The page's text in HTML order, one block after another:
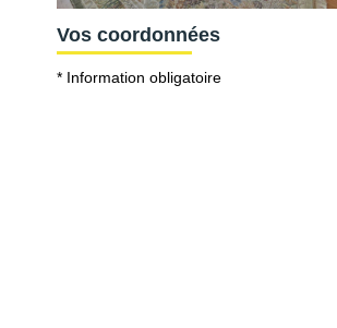
Vos coordonnées
* Information obligatoire